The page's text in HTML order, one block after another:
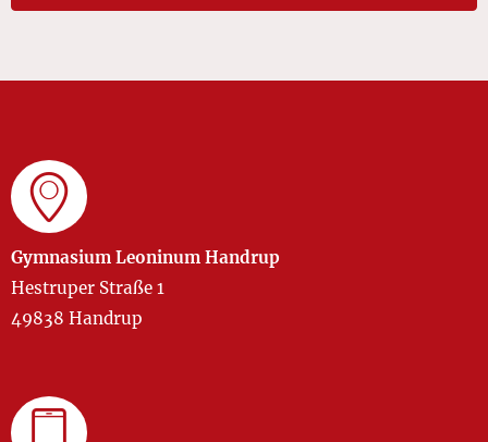
Gymnasium Leoninum Handrup
Hestruper Straße 1
49838 Handrup